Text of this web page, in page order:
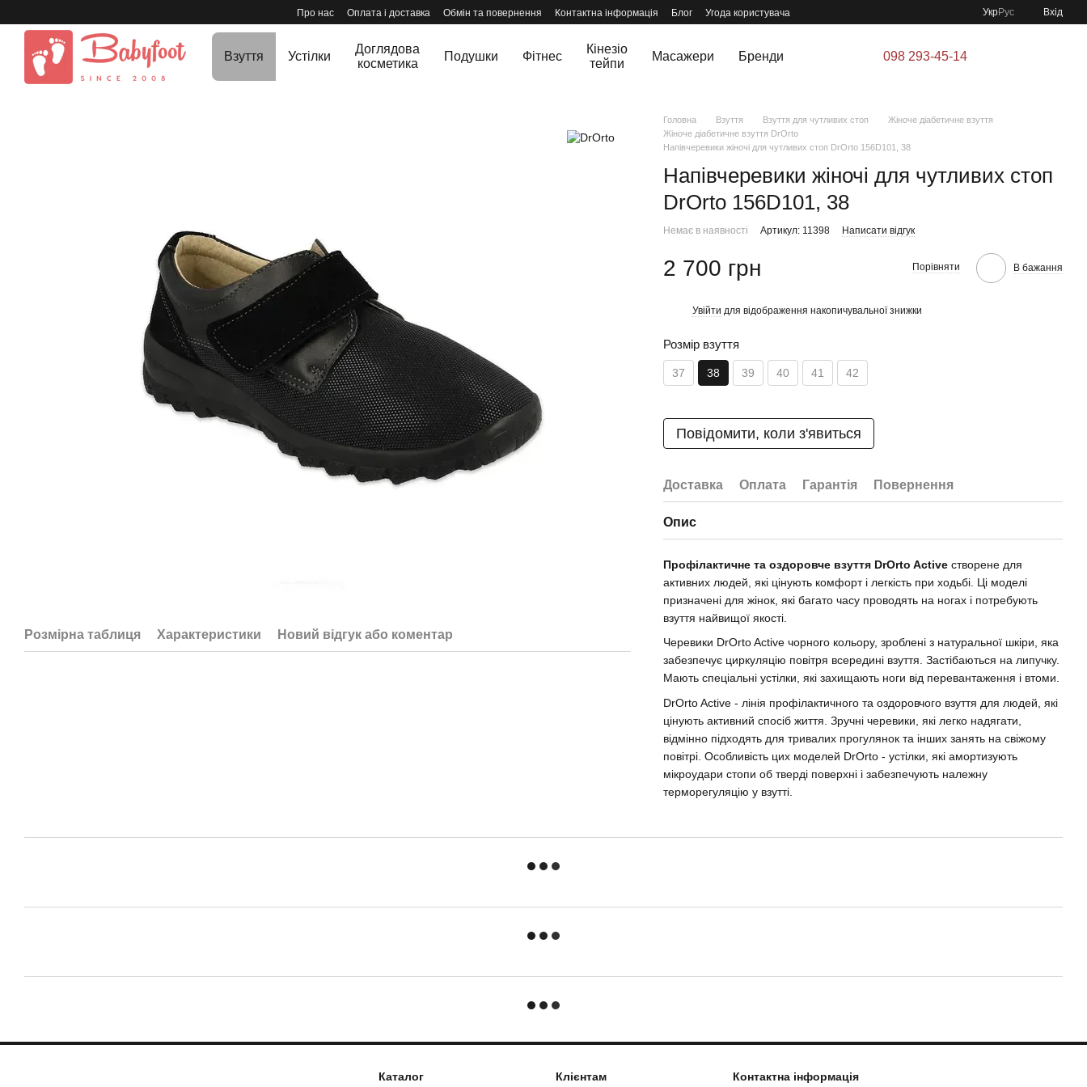
Про нас Оплата і доставка Обмін та повернення Контактна інформація Блог Угода користувача УкрРус Вхід
Взуття Устілки
Доглядова
косметика
Подушки Фітнес
Кінезіо
тейпи
Масажери Бренди 098 293-45-14
Розмірна таблиця Характеристики Новий відгук або коментар
Головна Взуття Взуття для чутливих стоп
Жіноче діабетичне взуття
Жіноче діабетичне взуття DrOrto
Напівчеревики жіночі для чутливих стоп DrOrto 156D101, 38
Напівчеревики жіночі для чутливих стоп
DrOrto 156D101, 38
Немає в наявності Артикул: 11398 Написати відгук
2 700 грн Порівняти В бажання
Увійти для відображення накопичувальної знижки
Розмір взуття
37 38 39 40 41 42
Повідомити, коли з'явиться
Доставка Оплата Гарантія Повернення
Опис
Профілактичне та оздоровче взуття DrOrto Active створене для
активних людей, які цінують комфорт і легкість при ходьбі. Ці моделі
призначені для жінок, які багато часу проводять на ногах і потребують
взуття найвищої якості.
Черевики DrOrto Active чорного кольору, зроблені з натуральної шкіри, яка
забезпечує циркуляцію повітря всередині взуття. Застібаються на липучку.
Мають спеціальні устілки, які захищають ноги від перевантаження і втоми.
DrOrto Active - лінія профілактичного та оздоровчого взуття для людей, які
цінують активний спосіб життя. Зручні черевики, які легко надягати,
відмінно підходять для тривалих прогулянок та інших занять на свіжому
повітрі. Особливість цих моделей DrOrto - устілки, які амортизують
мікроудари стопи об тверді поверхні і забезпечують належну
терморегуляцію у взутті.
Каталог Клієнтам Контактна інформація